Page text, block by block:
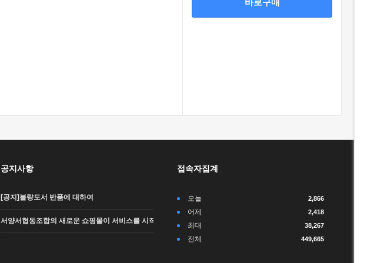
바로구매
공지사항
[공지]불량도서 반품에 대하여
서양서협동조합의 새로운 쇼핑몰이 서비스를 시작합니다.
접속자집계
오늘 2,866
어제 2,418
최대 38,267
전체 449,665